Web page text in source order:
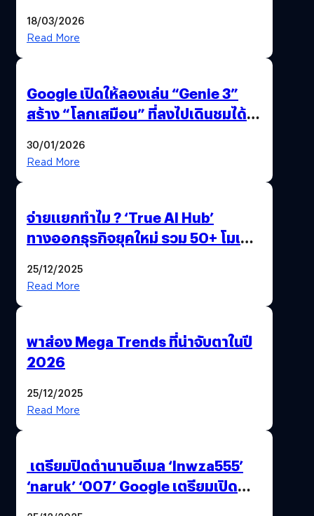
18/03/2026
Read More
Google เปิดให้ลองเล่น “Genie 3”
สร้าง “โลกเสมือน” ที่ลงไปเดินชมได้
30/01/2026
Read More
จ่ายแยกทำไม ? ‘True AI Hub’
ทางออกธุรกิจยุคใหม่ รวม 50+ โมเดล
25/12/2025
Read More
พาส่อง Mega Trends ที่น่าจับตาในปี
2026
25/12/2025
Read More
เตรียมปิดตำนานอีเมล ‘lnwza555’
‘naruk’ ‘007’ Google เตรียมเปิด